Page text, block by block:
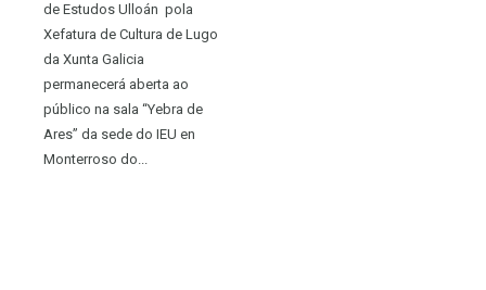
de Estudos Ulloán pola
Xefatura de Cultura de Lugo
da Xunta Galicia
permanecerá aberta ao
público na sala “Yebra de
Ares” da sede do IEU en
Monterroso do...